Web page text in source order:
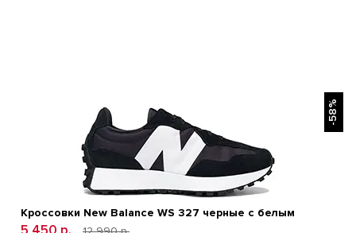
-58%
Кроссовки New Balance WS 327 черные с белым